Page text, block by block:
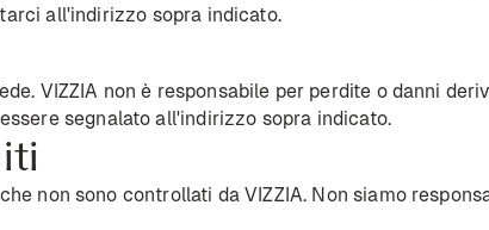
all'indirizzo sopra indicato.
VIZZIA non è responsabile per perdite o danni
segnalato all'indirizzo sopra indicato.
non sono controllati da VIZZIA. Non siamo